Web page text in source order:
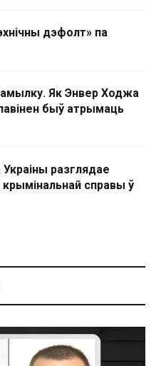
дэфолт» па
Як Энвер Ходжа
быў атрымаць
разглядае
справы ў